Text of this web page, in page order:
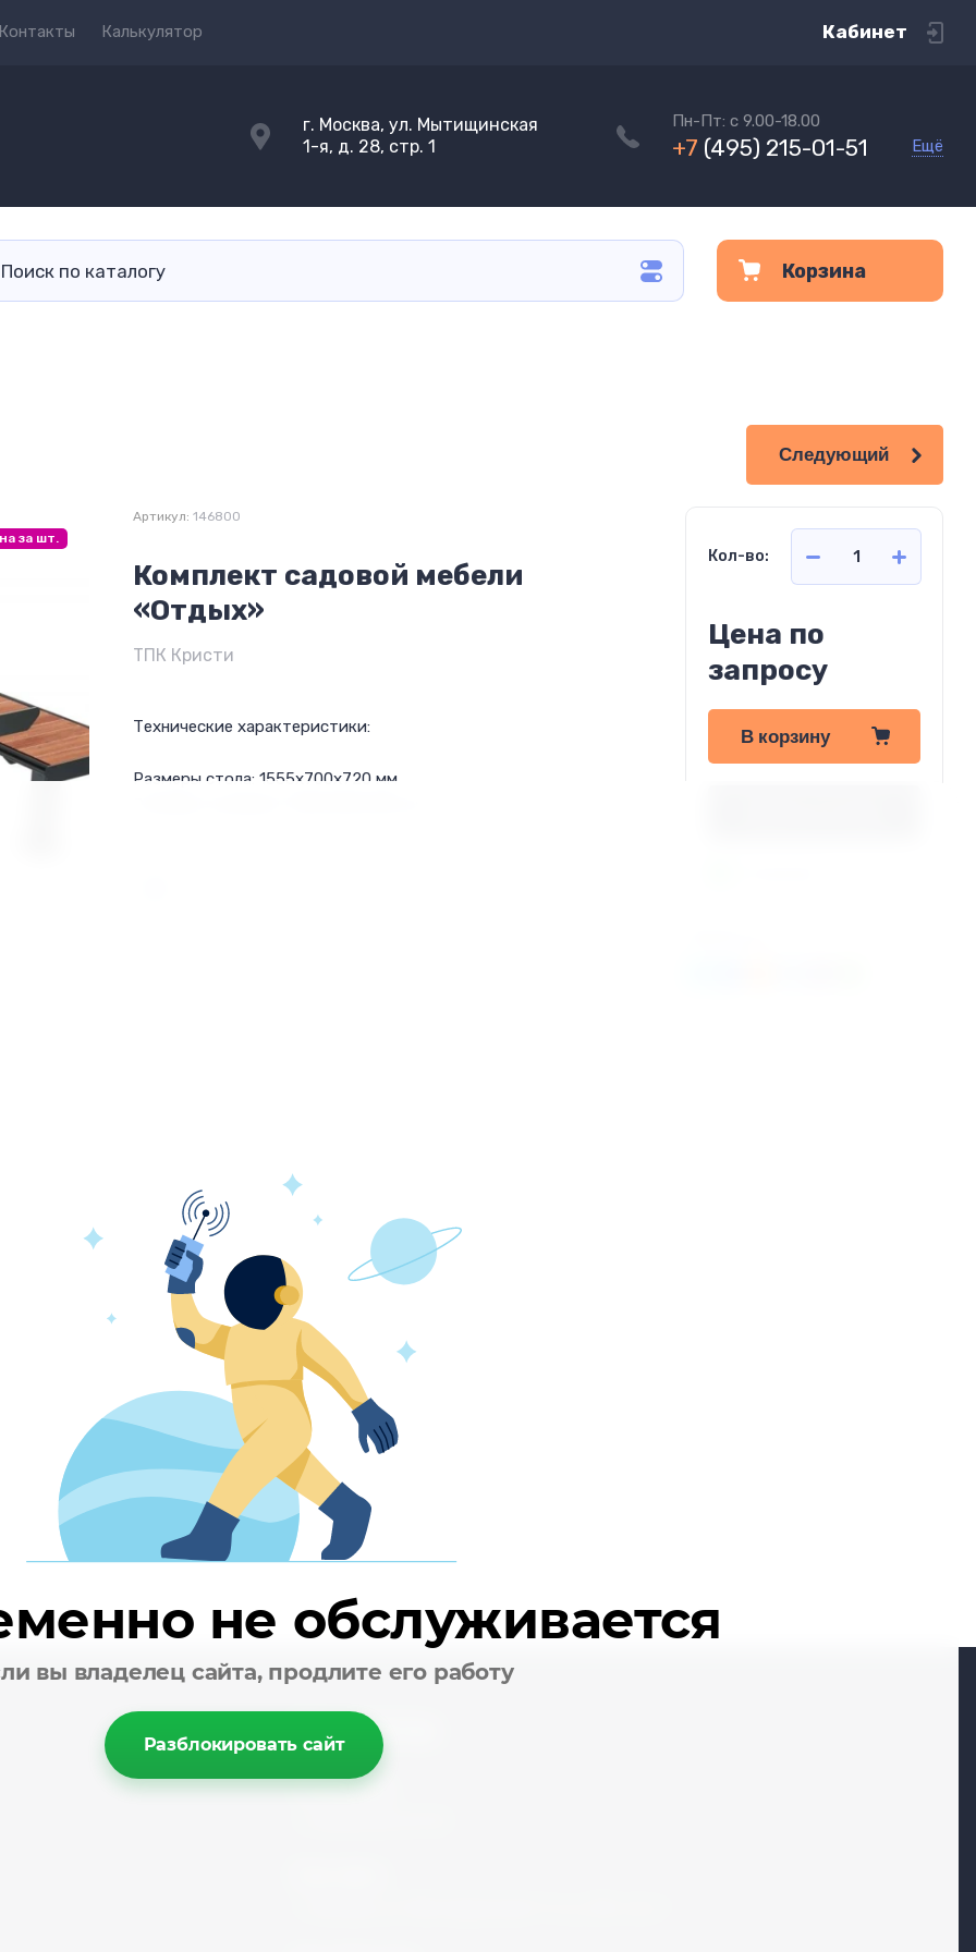
Калькулятор Кабинет
г. Москва, ул. Мытищинская
1-я, д. 28, стр. 1
Пн-Пт: с 9.00-18.00
+7 (495) 215-01-51 Ещё
Корзина
Следующий
за шт.
Артикул: 146800
Комплект садовой мебели
«Отдых»
ТПК Кристи
Технические характеристики:
Размеры стола: 1555x700x720 мм
Кол-во:
Цена по
запросу
В корзину
Контакты
Телефоны:
не обслуживается
вы владелец сайта, продлите его работу
Разблокировать сайт